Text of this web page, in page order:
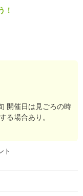
！
開催日は見ごろの時
る場合あり。
ト